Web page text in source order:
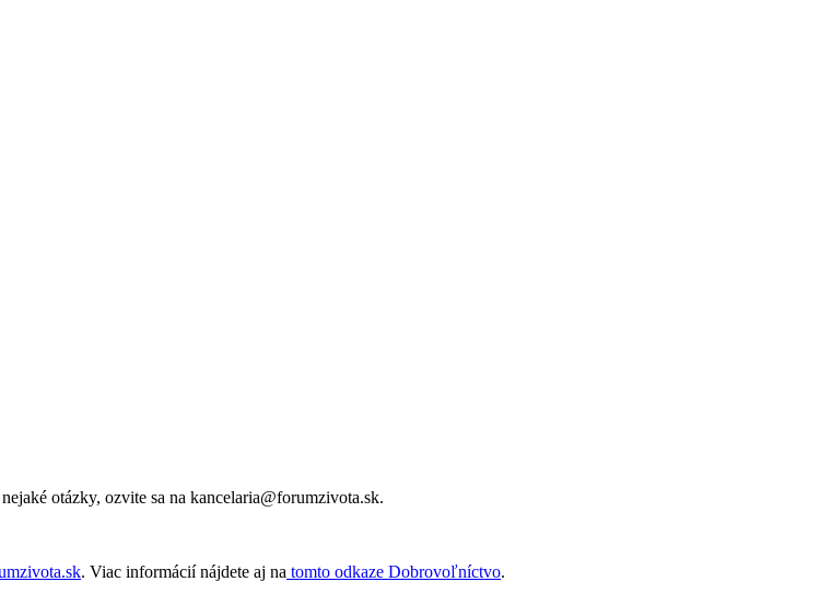
otázky, ozvite sa na kancelaria@forumzivota.sk.
. Viac informácií nájdete aj na tomto odkaze Dobrovoľníctvo.